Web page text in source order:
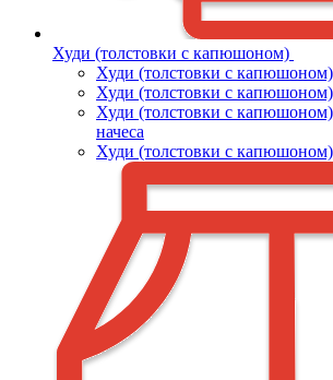
Худи (толстовки с капюшоном)
Худи (толстовки c
Худи (толстовки c капюшоном),
Худи (толстовки с
начеса
Худи (толстовки c капюшоном)